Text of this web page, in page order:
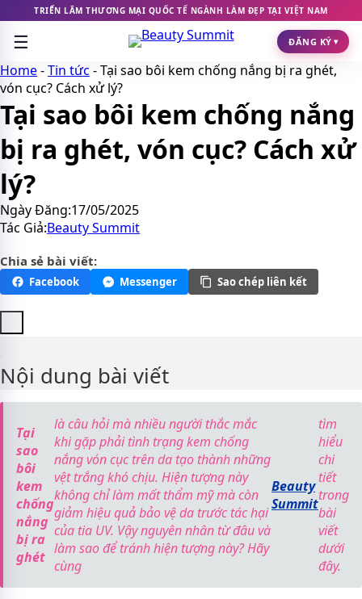
Chuyển
đến
nội
dung
TRIỂN LÃM THƯƠNG MẠI QUỐC TẾ NGÀNH LÀM ĐẸP TẠI VIỆT NAM
☰ ĐĂNG KÝ ▾
Home-Tin tức -Tại sao bôi kem chống nắng bị ra ghét,
vón cục? Cách xử lý?
Tại sao bôi kem chống nắng
bị ra ghét, vón cục? Cách xử
lý?
Ngày Đăng:17/05/2025
Tác Giả:Beauty Summit
Chia sẻ bài viết:
Facebook Messenger Sao chép liên kết
Nội dung bài viết
Tại
sao
bôi
kem
chống
nắng
bị ra
ghét
là câu hỏi mà nhiều người thắc mắc
khi gặp phải tình trạng kem chống
nắng vón cục trên da tạo thành những
vệt trắng khó chịu. Hiện tượng này
không chỉ làm mất thẩm mỹ mà còn
giảm hiệu quả bảo vệ da trước tác hại
của tia UV. Vậy nguyên nhân từ đâu và
làm sao để tránh hiện tượng này? Hãy
cùng
Beauty
Summit
tìm
hiểu
chi
tiết
trong
bài
viết
dưới
đây.